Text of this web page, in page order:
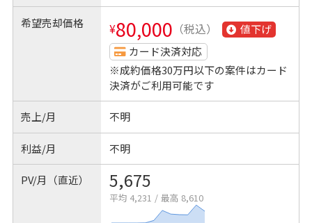
希望売却価格 ¥80,000 （税込）
値下げ
カード決済対応
※成約価格30万円以下の案件はカード
決済がご利用可能です
売上/月 不明
利益/月 不明
PV/月（直近） 5,675
平均 4,231 / 最高 8,610